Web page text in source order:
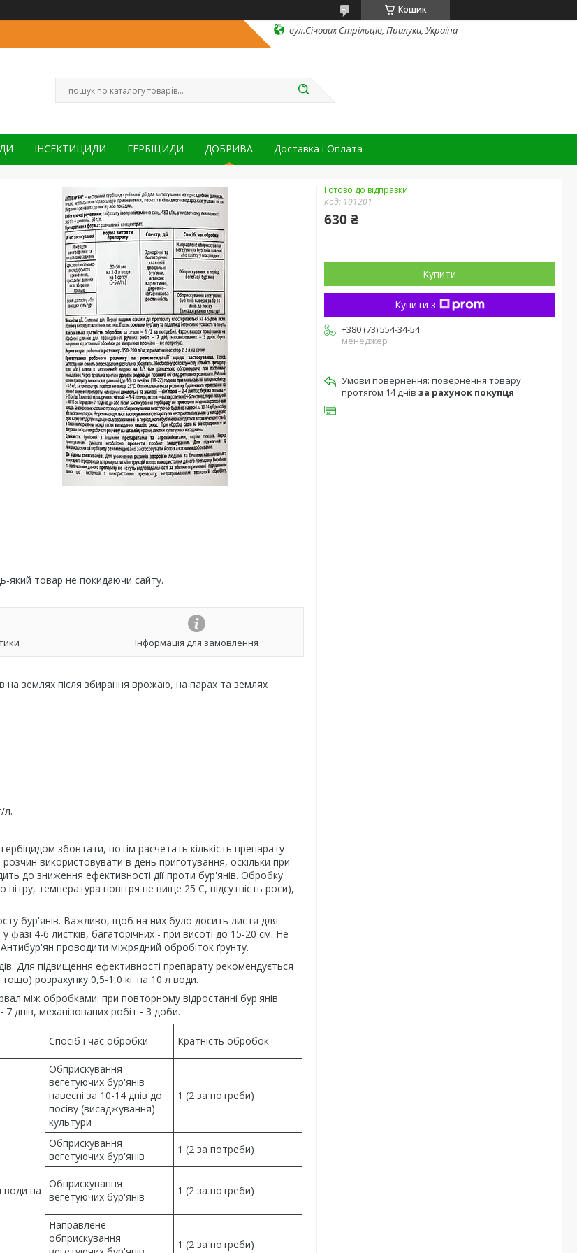
Кошик
вул.Січових Стрільців, Прилуки, Україна
ІНСЕКТИЦИДИ ГЕРБІЦИДИ ДОБРИВА Доставка і Оплата
який товар не покидаючи сайту.
Інформація для замовлення
на землях після збирання врожаю, на парах та землях
л.
збовтати, потім расчетать кількість препарату
використовувати в день приготування, оскільки при
до зниження ефективності дії проти бур'янів. Обробку
температура повітря не вище 25 С, відсутність роси),
бур'янів. Важливо, щоб на них було досить листя для
4-6 листків, багаторічних - при висоті до 15-20 см. Не
проводити міжрядний обробіток ґрунту.
Для підвищення ефективності препарату рекомендується
тощо) розрахунку 0,5-1,0 кг на 10 л води.
між обробками: при повторному відростанні бур'янів.
днів, механізованих робіт - 3 доби.
Спосіб і час обробки Кратність обробок
води на
Обприскування
вегетуючих бур'янів
навесні за 10-14 днів до
посіву (висаджування)
культури
1 (2 за потреби)
Обприскування
вегетуючих бур'янів
1 (2 за потреби)
Обприскування
вегетуючих бур'янів
1 (2 за потреби)
Направлене
обприскування
1 (2 за потреби)
Готово до відправки
Код: 101201
630 ₴
Купити
Купити з
+380 (73) 554-34-54
менеджер
повернення товару
протягом 14 днів за рахунок покупця